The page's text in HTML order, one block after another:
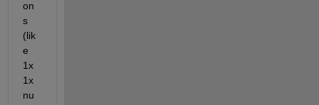
on
s
(lik
e
1x
1x
nu